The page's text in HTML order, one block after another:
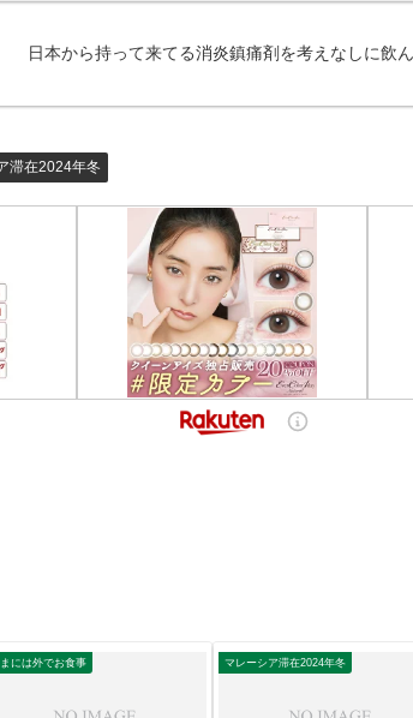
日本から持って来てる消炎鎮痛剤を考えなしに飲
滞在2024年冬
には外でお食事 マレーシア滞在2024年冬